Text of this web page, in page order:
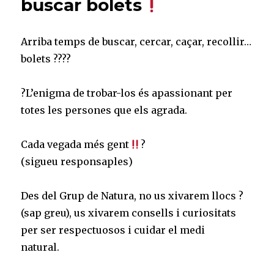
buscar bolets
Arriba temps de buscar, cercar, caçar, recollir…
bolets ????⠀
?L’enigma de trobar-los és apassionant per
totes les persones que els agrada.⠀
Cada vegada més gent
? ⠀
(sigueu responsaples)⠀
Des del Grup de Natura, no us xivarem llocs ?
(sap greu), us xivarem consells i curiositats
per ser respectuosos i cuidar el medi
natural.⠀